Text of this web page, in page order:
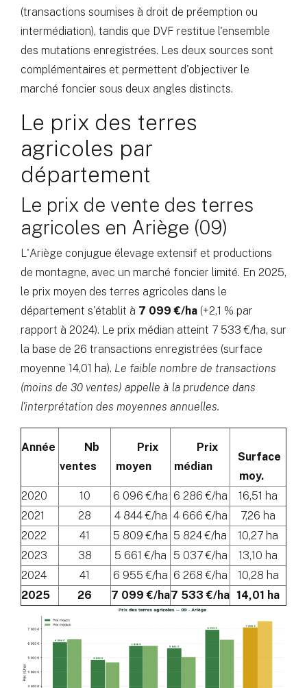
(transactions soumises à droit de préemption ou
intermédiation), tandis que DVF restitue l'ensemble
des mutations enregistrées. Les deux sources sont
complémentaires et permettent d'objectiver le
marché foncier sous deux angles distincts.
Le prix des terres
agricoles par
département
Le prix de vente des terres
agricoles en Ariège (09)
L'Ariège conjugue élevage extensif et productions
de montagne, avec un marché foncier limité. En 2025,
le prix moyen des terres agricoles dans le
département s'établit à 7 099 €/ha (+2,1 % par
rapport à 2024). Le prix médian atteint 7 533 €/ha, sur
la base de 26 transactions enregistrées (surface
moyenne 14,01 ha). Le faible nombre de transactions
(moins de 30 ventes) appelle à la prudence dans
l'interprétation des moyennes annuelles.
Année
Nb
ventes
Prix
moyen
Prix
médian
Surface
moy.
2020
10 6 096 €/ha 6 286 €/ha
16,51 ha
2021
28 4 844 €/ha 4 666 €/ha
7,26 ha
2022
41 5 809 €/ha 5 824 €/ha
10,27 ha
2023
38 5 661 €/ha 5 037 €/ha
13,10 ha
2024
41 6 955 €/ha 6 268 €/ha
10,28 ha
2025
26 7 099 €/ha7 533 €/ha 14,01 ha